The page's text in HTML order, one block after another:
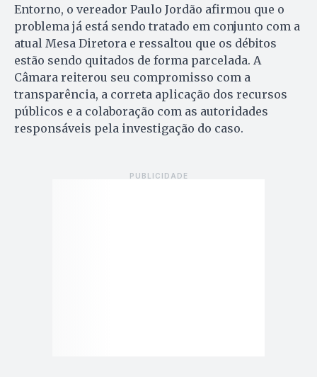
Entorno, o vereador Paulo Jordão afirmou que o
problema já está sendo tratado em conjunto com a
atual Mesa Diretora e ressaltou que os débitos
estão sendo quitados de forma parcelada. A
Câmara reiterou seu compromisso com a
transparência, a correta aplicação dos recursos
públicos e a colaboração com as autoridades
responsáveis pela investigação do caso.